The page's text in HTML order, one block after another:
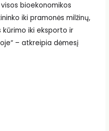
bioekonomikos
iki pramonės milžinų,
iki eksporto ir
– atkreipia dėmesį